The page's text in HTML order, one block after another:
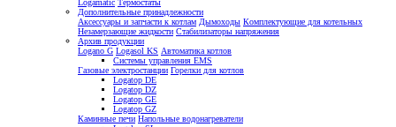
Logamatic Термостаты
Дополнительные принадлежности
Аксессуары и запчасти к котлам Дымоходы Комплектующие для котельных
Незамерзающие жидкости Стабилизаторы напряжения
Архив продукции
Logano G Logasol KS Автоматика котлов
Системы управления EMS
Газовые электростанции Горелки для котлов
Logatop DE
Logatop DZ
Logatop GE
Logatop GZ
Каминные печи Напольные водонагреватели